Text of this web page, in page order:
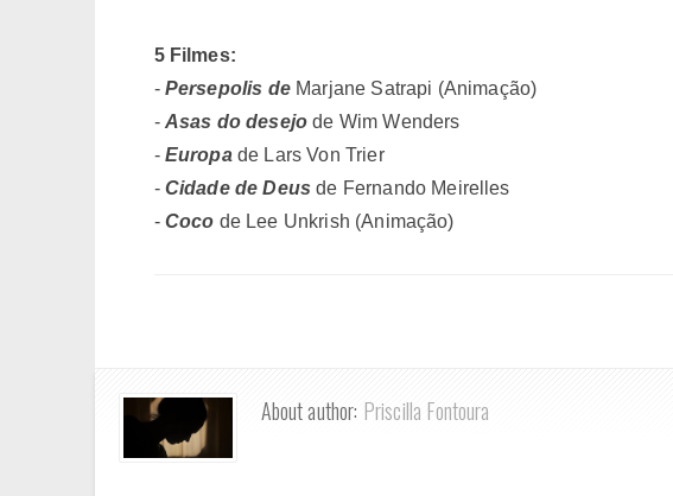
5 Filmes:
- Persepolis de Marjane Satrapi (Animação)
- Asas do desejo de Wim Wenders
- Europade Lars Von Trier
- Cidade de Deus de Fernando Meirelles
- Coco de Lee Unkrish (Animação)
About author: Priscilla Fontoura